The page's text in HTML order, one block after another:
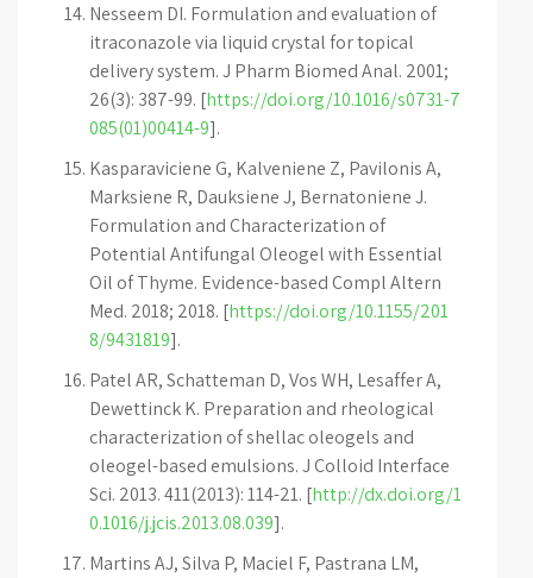
Nesseem DI. Formulation and evaluation of
itraconazole via liquid crystal for topical
delivery system. J Pharm Biomed Anal. 2001;
26(3): 387-99. [https://doi.org/10.1016/s0731-7
085(01)00414-9].
Kasparaviciene G, Kalveniene Z, Pavilonis A,
Marksiene R, Dauksiene J, Bernatoniene J.
Formulation and Characterization of
Potential Antifungal Oleogel with Essential
Oil of Thyme. Evidence-based Compl Altern
Med. 2018; 2018. [https://doi.org/10.1155/201
8/9431819].
Patel AR, Schatteman D, Vos WH, Lesaffer A,
Dewettinck K. Preparation and rheological
characterization of shellac oleogels and
oleogel-based emulsions. J Colloid Interface
Sci. 2013. 411(2013): 114-21. [http://dx.doi.org/1
0.1016/j.jcis.2013.08.039].
Martins AJ, Silva P, Maciel F, Pastrana LM,